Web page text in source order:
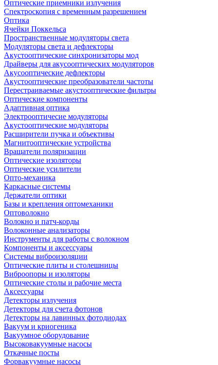
Оптические приемники излучения
Спектроскопия с временным разрешением
Оптика
Ячейки Поккельса
Пространственные модуляторы света
Модуляторы света и дефлекторы
Акустооптические синхронизаторы мод
Драйверы для акусооптических модуляторов
Акусооптические дефлекторы
Акустооптические преобразователи частоты
Перестраиваемые акустооптические фильтры
Оптические компоненты
Адаптивная оптика
Электрооптичесие модуляторы
Акустооптические модуляторы
Расширители пучка и объективы
Магнитооптические устройства
Вращатели поляризации
Оптические изоляторы
Оптические усилители
Опто-механика
Каркасные системы
Держатели оптики
Базы и крепления оптомеханики
Оптоволокно
Волокно и патч-корды
Волоконные анализаторы
Инструменты для работы с волокном
Компоненты и аксессуары
Системы виброизоляции
Оптические плиты и столешницы
Виброопоры и изоляторы
Оптические столы и рабочие места
Аксессуары
Детекторы излучения
Детекторы для счета фотонов
Детекторы на лавинных фотодиодах
Вакуум и криогеника
Вакуумное оборудование
Высоковакуумные насосы
Откачные посты
Форвакуумные насосы